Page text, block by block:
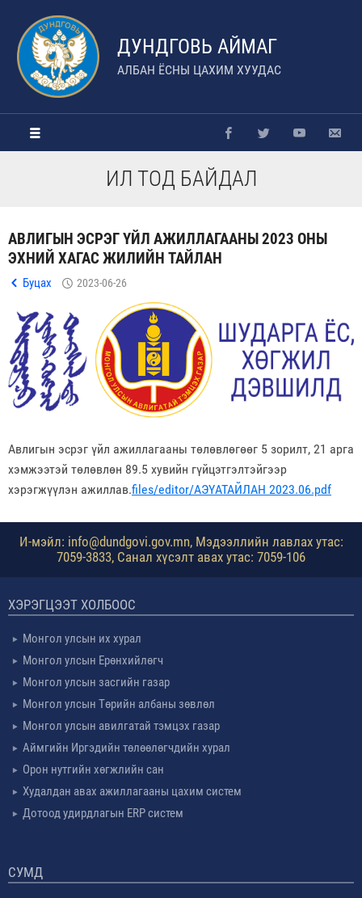
ДУНДГОВЬ АЙМАГ
АЛБАН ЁСНЫ ЦАХИМ ХУУДАС
ИЛ ТОД БАЙДАЛ
АВЛИГЫН ЭСРЭГ ҮЙЛ АЖИЛЛАГААНЫ 2023 ОНЫ
ЭХНИЙ ХАГАС ЖИЛИЙН ТАЙЛАН
Буцах 2023-06-26
Авлигын эсрэг үйл ажиллагааны төлөвлөгөөг 5 зорилт, 21 арга
хэмжээтэй төлөвлөн 89.5 хувийн гүйцэтгэлтэйгээр
хэрэгжүүлэн ажиллав.files/editor/АЭҮАТАЙЛАН 2023.06.pdf
И-мэйл: info@dundgovi.gov.mn, Мэдээллийн лавлах утас:
7059-3833, Санал хүсэлт авах утас: 7059-106
ХЭРЭГЦЭЭТ ХОЛБООС
Монгол улсын их хурал
Монгол улсын Ерөнхийлөгч
Монгол улсын засгийн газар
Монгол улсын Төрийн албаны зөвлөл
Монгол улсын авилгатай тэмцэх газар
Аймгийн Иргэдийн төлөөлөгчдийн хурал
Орон нутгийн хөгжлийн сан
Худалдан авах ажиллагааны цахим систем
Дотоод удирдлагын ERP систем
СУМД